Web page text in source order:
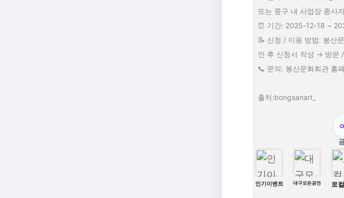
또는 중구 내 사업장 종사
⏰ 기간: 2025-12-18 ~
📝 신청 / 이용 방법: 봉산
인 후 신청서 작성 → 방문
📞 문의: 봉산문화회관
출처:bongsanart_
인기이벤트 대구모든공연 로